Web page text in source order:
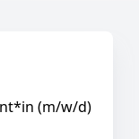
(m/w/d)